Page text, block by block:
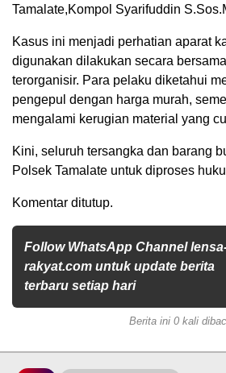
Tamalate,Kompol Syarifuddin
Kasus ini menjadi perhatian aparat
digunakan dilakukan secara
terorganisir. Para pelaku diketahui
pengepul dengan harga murah,
mengalami kerugian material yang
Kini, seluruh tersangka dan barang
Polsek Tamalate untuk diproses
Komentar ditutup.
Follow WhatsApp Channel
rakyat.com untuk update berita
terbaru setiap hari
Berita ini 0 kali